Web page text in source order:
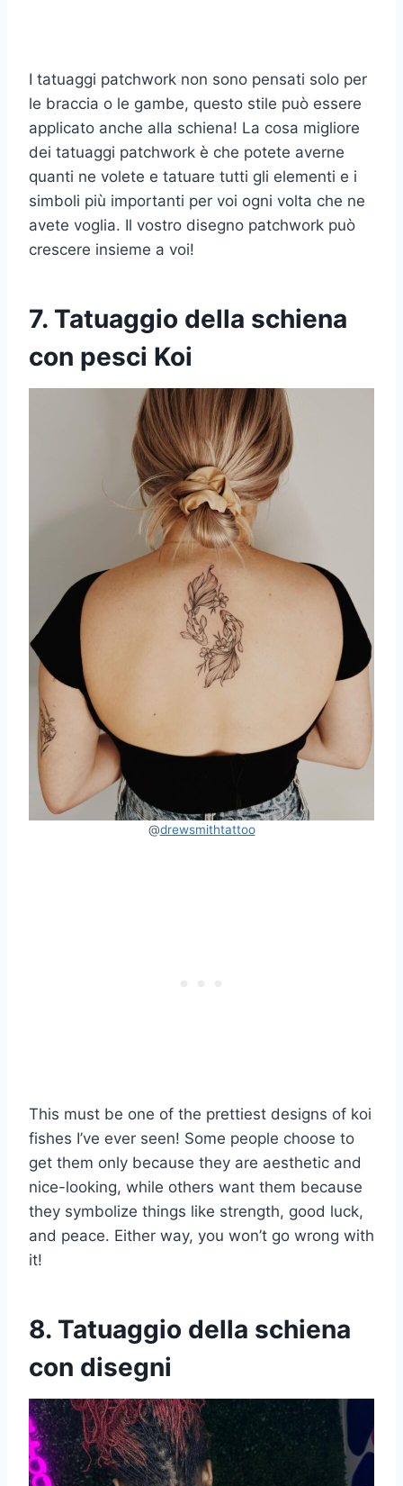
I tatuaggi patchwork non sono pensati solo per
le braccia o le gambe, questo stile può essere
applicato anche alla schiena! La cosa migliore
dei tatuaggi patchwork è che potete averne
quanti ne volete e tatuare tutti gli elementi e i
simboli più importanti per voi ogni volta che ne
avete voglia. Il vostro disegno patchwork può
crescere insieme a voi!
7. Tatuaggio della schiena
con pesci Koi
@drewsmithtattoo
This must be one of the prettiest designs of koi
fishes I’ve ever seen! Some people choose to
get them only because they are aesthetic and
nice-looking, while others want them because
they symbolize things like strength, good luck,
and peace. Either way, you won’t go wrong with
it!
8. Tatuaggio della schiena
con disegni